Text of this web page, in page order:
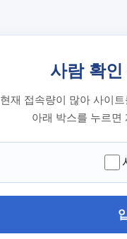
사람 확
현재 접속량이 많아 사이
아래 박스를 누르면